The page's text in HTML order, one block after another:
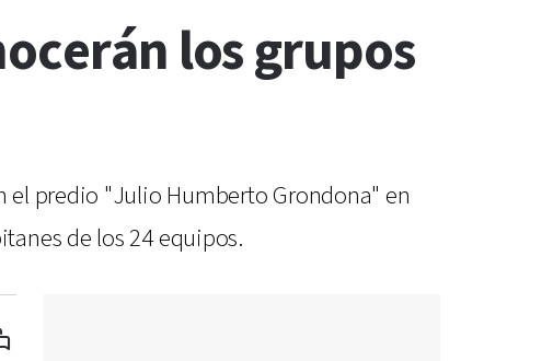
los grupos
el predio "Julio Humberto Grondona" en
de los 24 equipos.